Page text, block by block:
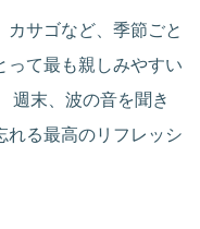
サゴなど、季節ごと
って最も親しみやすい
週末、波の音を聞き
れる最高のリフレッシ